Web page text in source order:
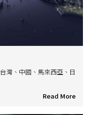
灣、中國、馬來西亞、日
Read More